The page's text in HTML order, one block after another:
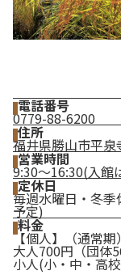
電話番号
0779-88-6200
住所
福井県勝山市平
営業時間
9:30～16:30(入館
定休日
毎週水曜日・冬
予定)
料金
【個人】（通常期）
大人700円（団体
小人(小・中・高